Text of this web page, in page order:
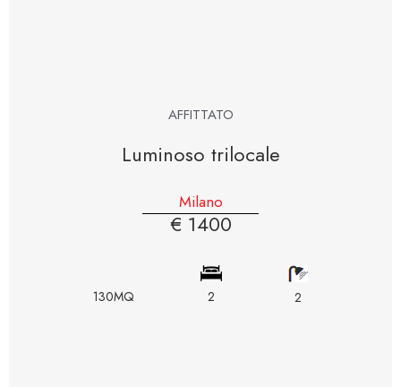
AFFITTATO
Luminoso trilocale
Milano
€ 1400
130MQ 2 2